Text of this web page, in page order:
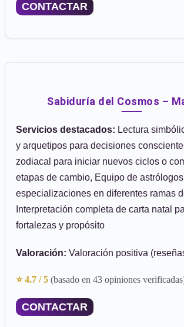
CONTACTAR
Sabiduría del Cosmos –
Servicios destacados: Lectura
y arquetipos para decisiones
zodiacal para iniciar nuevos ciclos o
etapas de cambio, Equipo de
especializaciones en diferentes ramas
Interpretación completa de carta natal
fortalezas y propósito
Valoración: Valoración positiva
⭐ 4.7 / 5 (basado en 43 opiniones
CONTACTAR